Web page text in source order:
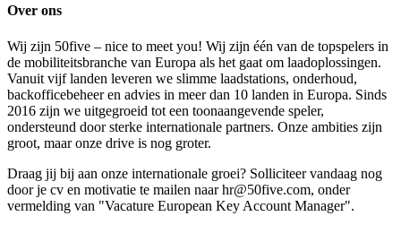
Over ons
Wij zijn 50five – nice to meet you! Wij zijn één van de topspelers in
de mobiliteitsbranche van Europa als het gaat om laadoplossingen.
Vanuit vijf landen leveren we slimme laadstations, onderhoud,
backofficebeheer en advies in meer dan 10 landen in Europa. Sinds
2016 zijn we uitgegroeid tot een toonaangevende speler,
ondersteund door sterke internationale partners. Onze ambities zijn
groot, maar onze drive is nog groter.
Draag jij bij aan onze internationale groei? Solliciteer vandaag nog
door je cv en motivatie te mailen naar hr@50five.com, onder
vermelding van "Vacature European Key Account Manager".